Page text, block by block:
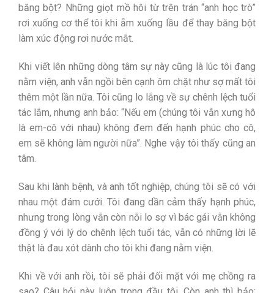
băng bột? Những giọt mồ hôi từ trên trán “anh học trò”
rơi xuống cơ thể tôi khi ẵm xuống lầu để thay băng bột
làm xúc động rơi nước mắt.
Khi viết lên những dòng tâm sự này cũng là lúc tôi đang
nằm viện, anh vẫn ngồi bên cạnh ôm chặt như sợ mất tôi
thêm một lần nữa. Tôi cũng lo lắng về sự chênh lệch tuổi
tác lắm, nhưng anh bảo: “Nếu em (chúng tôi vẫn xưng hô
là em-cô với nhau) không đem đến hạnh phúc cho cô,
em sẽ không làm người nữa”. Nghe vậy tôi thấy cũng an
tâm.
Sau khi lành bệnh, và anh tốt nghiệp, chúng tôi sẽ có với
nhau một đám cưới. Tôi đang dần cảm thấy hạnh phúc,
nhưng trong lòng vẫn còn nỗi lo sợ vì bác gái vẫn không
đồng ý với lý do chênh lệch tuổi tác, vẫn có những lời lẽ
thật là đau xót dành cho tôi khi đang nằm viện.
Khi về với anh rồi, tôi sẽ phải đối mặt với mẹ chồng ra